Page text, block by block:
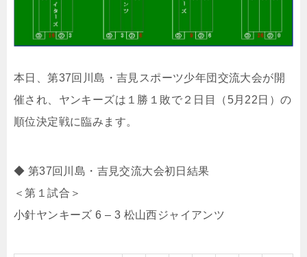
本日、第37回川島・吉見スポーツ少年団交流大会が開
催され、ヤンキーズは１勝１敗で２日目（5月22日）の
順位決定戦に臨みます。
◆ 第37回川島・吉見交流大会初日結果
＜第１試合＞
小針ヤンキーズ 6 – 3 松山西ジャイアンツ